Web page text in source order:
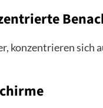
konzentrieren